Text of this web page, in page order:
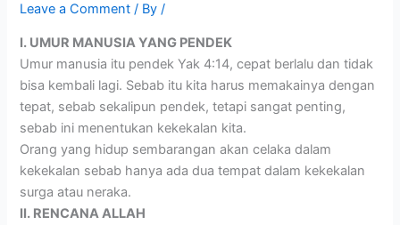
Leave a Comment / By/
I. UMUR MANUSIA YANG PENDEK
Umur manusia itu pendek Yak 4:14, cepat berlalu dan tidak
bisa kembali lagi. Sebab itu kita harus memakainya dengan
tepat, sebab sekalipun pendek, tetapi sangat penting,
sebab ini menentukan kekekalan kita.
Orang yang hidup sembarangan akan celaka dalam
kekekalan sebab hanya ada dua tempat dalam kekekalan
surga atau neraka.
II. RENCANA ALLAH